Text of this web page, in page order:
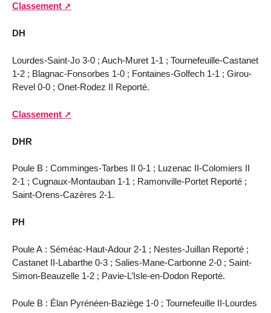
Classement
DH
Lourdes-Saint-Jo 3-0 ; Auch-Muret 1-1 ; Tournefeuille-Castanet
1-2 ; Blagnac-Fonsorbes 1-0 ; Fontaines-Golfech 1-1 ; Girou-
Revel 0-0 ; Onet-Rodez II Reporté.
Classement
DHR
Poule B : Comminges-Tarbes II 0-1 ; Luzenac II-Colomiers II
2-1 ; Cugnaux-Montauban 1-1 ; Ramonville-Portet Reporté ;
Saint-Orens-Cazères 2-1.
PH
Poule A : Séméac-Haut-Adour 2-1 ; Nestes-Juillan Reporté ;
Castanet II-Labarthe 0-3 ; Salies-Mane-Carbonne 2-0 ; Saint-
Simon-Beauzelle 1-2 ; Pavie-L’Isle-en-Dodon Reporté.
Poule B : Élan Pyrénéen-Baziège 1-0 ; Tournefeuille II-Lourdes